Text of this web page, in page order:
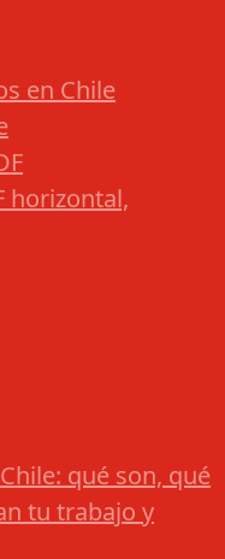
en Chile
horizontal,
qué son, qué
tu trabajo y